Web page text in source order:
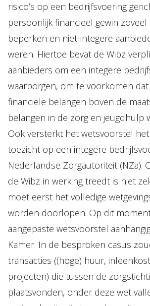
risico’s op een bedrijfsvoering
persoonlijk financieel gewin zoveel
beperken en niet-integere
weren. Hiertoe bevat de Wibz
aanbieders om een integere
waarborgen, om te voorkomen
financiële belangen boven de
belangen in de zorg en jeugdhulp
Ook versterkt het wetsvoorstel
toezicht op een integere
Nederlandse Zorgautoriteit (NZa).
de Wibz in werking treedt is niet
moet eerst het volledige
worden doorlopen. Op dit
aangepaste wetsvoorstel
Kamer. In de besproken casus
transacties ((hoge) huur,
projecten) die tussen de
plaatsvonden, onder deze wet